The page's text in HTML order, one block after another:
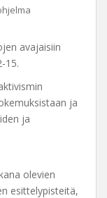
avajaisiin
15.
ja
ja
olevien
esittelypisteitä,